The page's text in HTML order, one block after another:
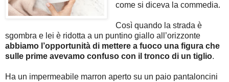
come si diceva la commedia.
Così quando la strada è
sgombra e lei è ridotta a un puntino giallo all’orizzonte
abbiamo l’opportunità di mettere a fuoco una figura che
sulle prime avevamo confuso con il tronco di un tiglio.
Ha un impermeabile marron aperto su un paio pantaloncini